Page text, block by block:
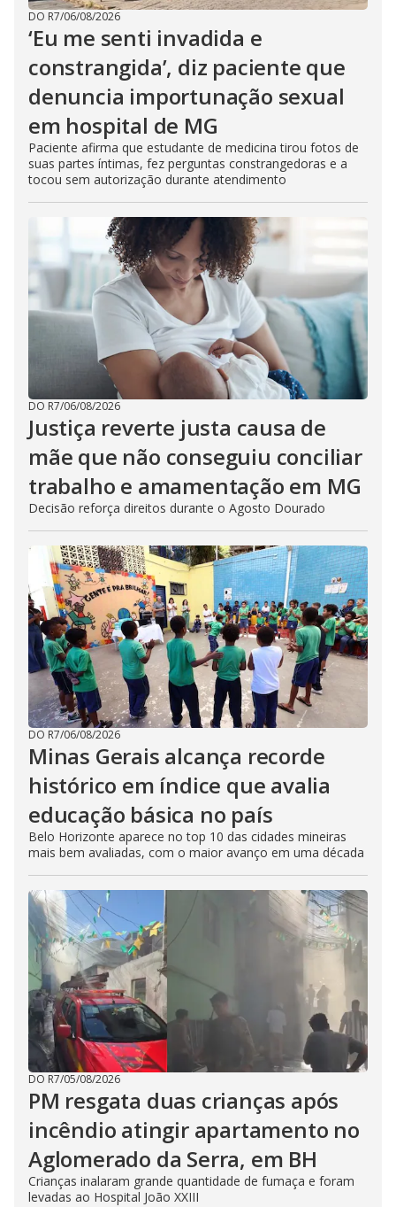
DO R7/06/08/2026
‘Eu me senti invadida e
constrangida’, diz paciente que
denuncia importunação sexual
em hospital de MG
Paciente afirma que estudante de medicina tirou fotos de
suas partes íntimas, fez perguntas constrangedoras e a
tocou sem autorização durante atendimento
DO R7/06/08/2026
Justiça reverte justa causa de
mãe que não conseguiu conciliar
trabalho e amamentação em MG
Decisão reforça direitos durante o Agosto Dourado
DO R7/06/08/2026
Minas Gerais alcança recorde
histórico em índice que avalia
educação básica no país
Belo Horizonte aparece no top 10 das cidades mineiras
mais bem avaliadas, com o maior avanço em uma década
DO R7/05/08/2026
PM resgata duas crianças após
incêndio atingir apartamento no
Aglomerado da Serra, em BH
Crianças inalaram grande quantidade de fumaça e foram
levadas ao Hospital João XXIII